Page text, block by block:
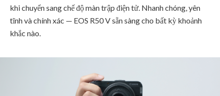
khi chuyển sang chế độ màn trập điện tử. Nhanh chóng, yên
tĩnh và chính xác — EOS R50 V sẵn sàng cho bất kỳ khoảnh
khắc nào.